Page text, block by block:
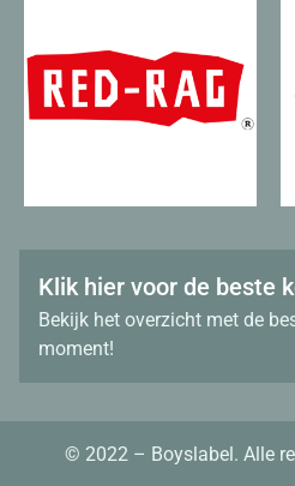
Klik hier voor de beste
Bekijk het overzicht met de
moment!
© 2022 – Boyslabel. Alle